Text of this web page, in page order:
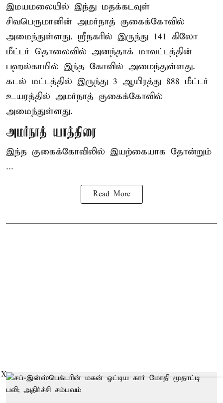
இமயமலையில் இந்து மதக்கடவுள்
சிவபெருமானின் அமர்நாத் குகைக்கோவில்
அமைந்துள்ளது. ஸ்ரீநகரில் இருந்து 141 கிலோ
மீட்டர் தொலைவில் அனந்தாக் மாவட்டத்தின்
பஹல்காமில் இந்த கோவில் அமைந்துள்ளது.
கடல் மட்டத்தில் இருந்து 3 ஆயிரத்து 888 மீட்டர்
உயரத்தில் அமர்நாத் குகைக்கோவில்
அமைந்துள்ளது.
அமர்நாத் யாத்திரை
இந்த குகைக்கோவிலில் இயற்கையாக தோன்றும்
...
Read More
X